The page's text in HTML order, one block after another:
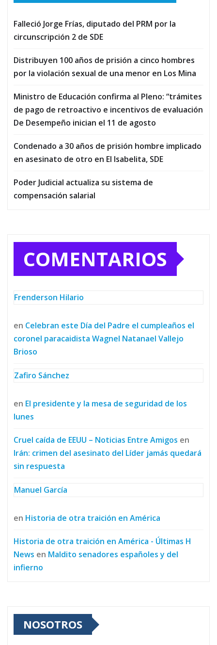
Falleció Jorge Frías, diputado del PRM por la
circunscripción 2 de SDE
Distribuyen 100 años de prisión a cinco hombres
por la violación sexual de una menor en Los Mina
Ministro de Educación confirma al Pleno: “trámites
de pago de retroactivo e incentivos de evaluación
De Desempeño inician el 11 de agosto
Condenado a 30 años de prisión hombre implicado
en asesinato de otro en El Isabelita, SDE
Poder Judicial actualiza su sistema de
compensación salarial
COMENTARIOS
Frenderson Hilario
en Celebran este Día del Padre el cumpleaños el
coronel paracaidista Wagnel Natanael Vallejo
Brioso
Zafiro Sánchez
en El presidente y la mesa de seguridad de los
lunes
Cruel caída de EEUU – Noticias Entre Amigos en
Irán: crimen del asesinato del Líder jamás quedará
sin respuesta
Manuel García
en Historia de otra traición en América
Historia de otra traición en América - Últimas H
News en Maldito senadores españoles y del
infierno
NOSOTROS